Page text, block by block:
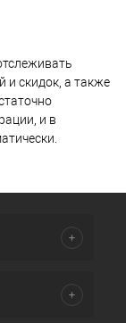
и скидок, а также
и в